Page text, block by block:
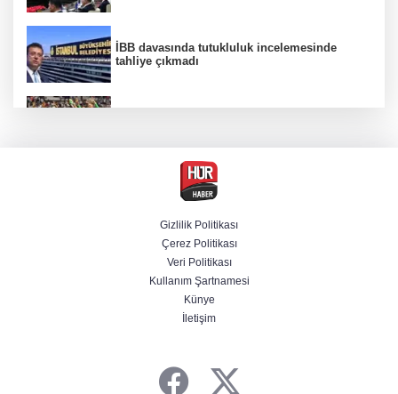
İBB davasında tutukluluk incelemesinde
tahliye çıkmadı
Venezuela'da iktidar partisi ile muhalefet
mutabık kaldı
Derin taarruz, yüksek hassasiyet! Bayraktar
AKINCI TİHA TOLUN P ile vurdu
BM'nin teklifine Türk tarafından kabul,
Gizlilik Politikası
Çerez Politikası
Veri Politikası
Kullanım Şartnamesi
Künye
İletişim